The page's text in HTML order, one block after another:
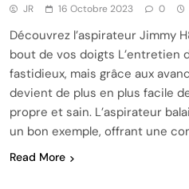
JR 16 Octobre 2023 0
Découvrez l’aspirateur Jimmy
bout de vos doigts L’entretien
fastidieux, mais grâce aux
devient de plus en plus facile
propre et sain. L’aspirateur
un bon exemple, offrant une
Read More